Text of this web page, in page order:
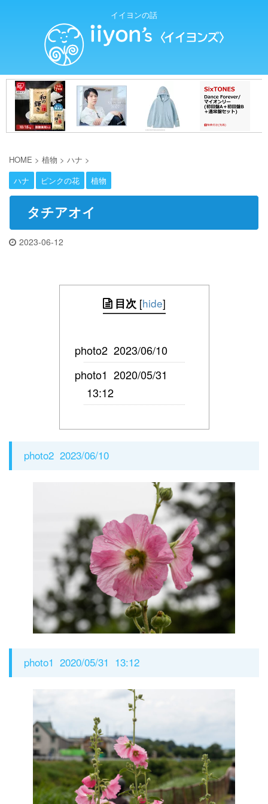
イイヨンの話
HOME > 植物 > ハナ >
ハナ
ピンクの花 植物
タチアオイ
2023-06-12
目次 [hide]
photo2 2023/06/10
photo1 2020/05/31
13:12
photo2 2023/06/10
photo1 2020/05/31 13:12